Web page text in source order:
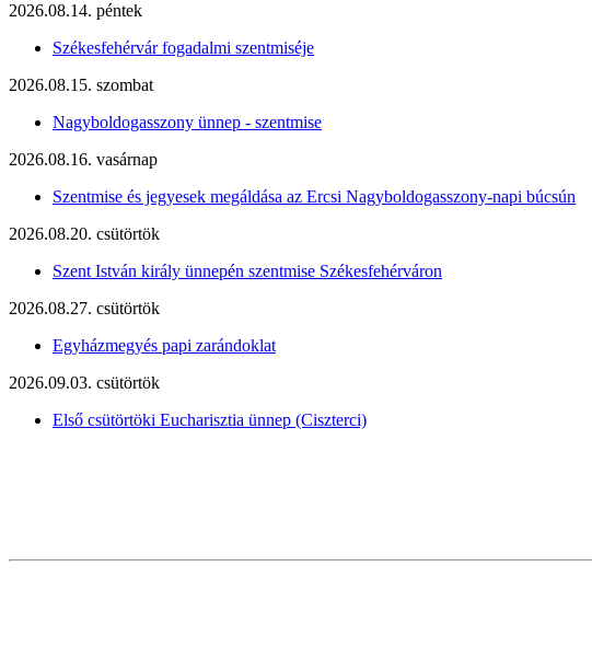
2026.08.14. péntek
Székesfehérvár fogadalmi szentmiséje
2026.08.15. szombat
Nagyboldogasszony ünnep - szentmise
2026.08.16. vasárnap
Szentmise és jegyesek megáldása az Ercsi Nagyboldogasszony-napi búcsún
2026.08.20. csütörtök
Szent István király ünnepén szentmise Székesfehérváron
2026.08.27. csütörtök
Egyházmegyés papi zarándoklat
2026.09.03. csütörtök
Első csütörtöki Eucharisztia ünnep (Ciszterci)